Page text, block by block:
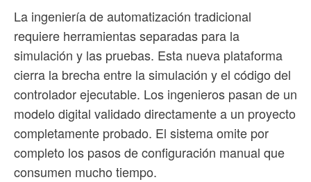
La ingeniería de automatización tradicional
requiere herramientas separadas para la
simulación y las pruebas. Esta nueva plataforma
cierra la brecha entre la simulación y el código del
controlador ejecutable. Los ingenieros pasan de un
modelo digital validado directamente a un proyecto
completamente probado. El sistema omite por
completo los pasos de configuración manual que
consumen mucho tiempo.